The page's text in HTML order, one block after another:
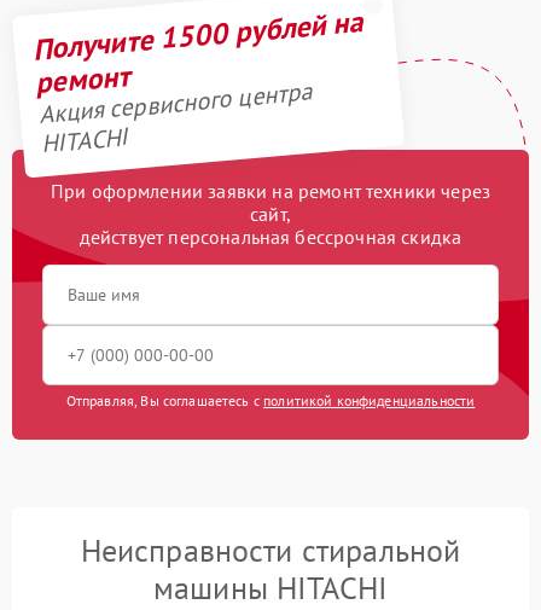
Получите 1500 рублей на
ремонт
Акция сервисного центра
HITACHI
При оформлении заявки на ремонт техники через
сайт,
действует персональная бессрочная скидка
Отправляя, Вы соглашаетесь с политикой конфиденциальности
Неисправности стиральной
машины HITACHI